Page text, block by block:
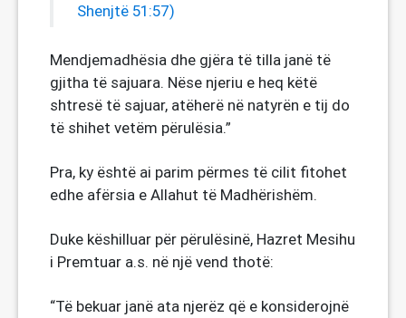
Shenjtë 51:57)
Mendjemadhësia dhe gjëra të tilla janë të
gjitha të sajuara. Nëse njeriu e heq këtë
shtresë të sajuar, atëherë në natyrën e tij do
të shihet vetëm përulësia.”
Pra, ky është ai parim përmes të cilit fitohet
edhe afërsia e Allahut të Madhërishëm.
Duke këshilluar për përulësinë, Hazret Mesihu
i Premtuar a.s. në një vend thotë:
“Të bekuar janë ata njerëz që e konsiderojnë